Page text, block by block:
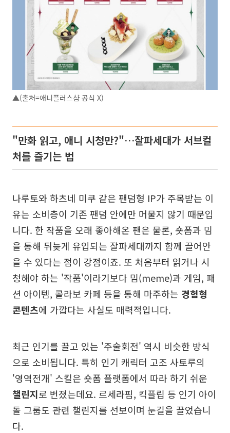
▲(출처=애니플러스샵 공식 X)
"만화 읽고, 애니 시청만?"…잘파세대가 서브컬
처를 즐기는 법
나루토와 하츠네 미쿠 같은 팬덤형 IP가 주목받는 이
유는 소비층이 기존 팬덤 안에만 머물지 않기 때문입
니다. 한 작품을 오래 좋아해온 팬은 물론, 숏폼과 밈
을 통해 뒤늦게 유입되는 잘파세대까지 함께 끌어안
을 수 있다는 점이 강점이죠. 또 처음부터 읽거나 시
청해야 하는 '작품'이라기보다 밈(meme)과 게임, 패
션 아이템, 콜라보 카페 등을 통해 마주하는 경험형
콘텐츠에 가깝다는 사실도 매력적입니다.
최근 인기를 끌고 있는 '주술회전' 역시 비슷한 방식
으로 소비됩니다. 특히 인기 캐릭터 고조 사토루의
'영역전개' 스킬은 숏폼 플랫폼에서 따라 하기 쉬운
챌린지로 번졌는데요. 르세라핌, 킥플립 등 인기 아이
돌 그룹도 관련 챌린지를 선보이며 눈길을 끌었습니
다.